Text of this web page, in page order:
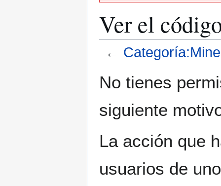
Ver el
←
navegación
búsqueda
No tienes
siguiente
La acción que
usuarios de